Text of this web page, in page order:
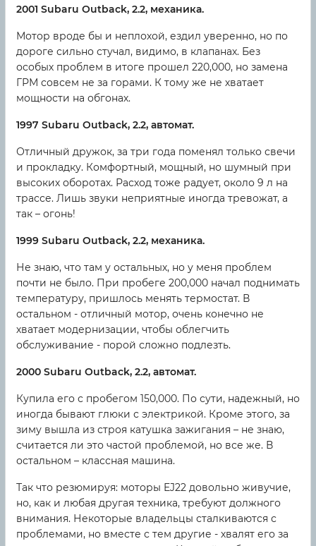
2001 Subaru Outback, 2.2, механика.
Мотор вроде бы и неплохой, ездил уверенно, но по
дороге сильно стучал, видимо, в клапанах. Без
особых проблем в итоге прошел 220,000, но замена
ГРМ совсем не за горами. К тому же не хватает
мощности на обгонах.
1997 Subaru Outback, 2.2, автомат.
Отличный дружок, за три года поменял только свечи
и прокладку. Комфортный, мощный, но шумный при
высоких оборотах. Расход тоже радует, около 9 л на
трассе. Лишь звуки неприятные иногда тревожат, а
так – огонь!
1999 Subaru Outback, 2.2, механика.
Не знаю, что там у остальных, но у меня проблем
почти не было. При пробеге 200,000 начал поднимать
температуру, пришлось менять термостат. В
остальном - отличный мотор, очень конечно не
хватает модернизации, чтобы облегчить
обслуживание - порой сложно подлезть.
2000 Subaru Outback, 2.2, автомат.
Купила его с пробегом 150,000. По сути, надежный, но
иногда бывают глюки с электрикой. Кроме этого, за
зиму вышла из строя катушка зажигания – не знаю,
считается ли это частой проблемой, но все же. В
остальном – классная машина.
Так что резюмируя: моторы EJ22 довольно живучие,
но, как и любая другая техника, требуют должного
внимания. Некоторые владельцы сталкиваются с
проблемами, но вместе с тем другие - хвалят его за